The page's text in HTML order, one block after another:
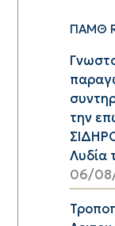
ΠΑΜΘ
την
Λυδία
06/